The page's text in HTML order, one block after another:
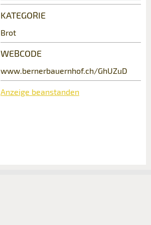
KATEGORIE
Brot
WEBCODE
www.bernerbauernhof.ch/GhUZuD
Anzeige beanstanden